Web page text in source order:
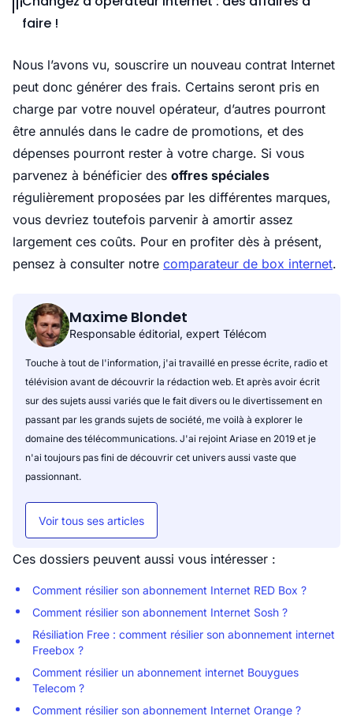
faire !
Nous l’avons vu, souscrire un nouveau contrat Internet
peut donc générer des frais. Certains seront pris en
charge par votre nouvel opérateur, d’autres pourront
être annulés dans le cadre de promotions, et des
dépenses pourront rester à votre charge. Si vous
parvenez à bénéficier des offres spéciales
régulièrement proposées par les différentes marques,
vous devriez toutefois parvenir à amortir assez
largement ces coûts. Pour en profiter dès à présent,
pensez à consulter notre comparateur de box internet.
Maxime Blondet
Responsable éditorial, expert Télécom
Touche à tout de l'information, j'ai travaillé en presse écrite, radio et
télévision avant de découvrir la rédaction web. Et après avoir écrit
sur des sujets aussi variés que le fait divers ou le divertissement en
passant par les grands sujets de société, me voilà à explorer le
domaine des télécommunications. J'ai rejoint Ariase en 2019 et je
n'ai toujours pas fini de découvrir cet univers aussi vaste que
passionnant.
Voir tous ses articles
Ces dossiers peuvent aussi vous intéresser :
Comment résilier son abonnement Internet RED Box ?
Comment résilier son abonnement Internet Sosh ?
Résiliation Free : comment résilier son abonnement internet
Freebox ?
Comment résilier un abonnement internet Bouygues
Telecom ?
Comment résilier son abonnement Internet Orange ?